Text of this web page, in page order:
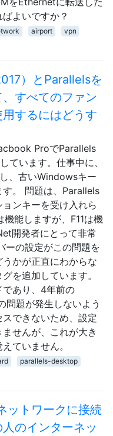
よいですか？
airport
vpn
）とParallelsを
すべてのファン
するにはどうす
ProでParallels
ています。仕事中に、
、古いWindowsキー
。 問題は、Parallels
ンキーを受け入れら
能しますが、F11は機
開発者にとって非常
ーの設定がこの問題を
かが正直にわからな
を追加しています。
であり、4年前の
題が発生しないよう
できないため、設定
せんが、これが大き
ていません。
parallels-desktop
ットワークに接続
のインターネッ